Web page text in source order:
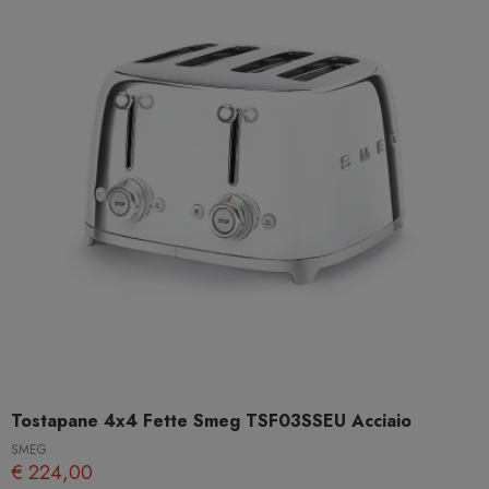
Tostapane 4x4 Fette Smeg TSF03SSEU Acciaio
SMEG
€ 224,00